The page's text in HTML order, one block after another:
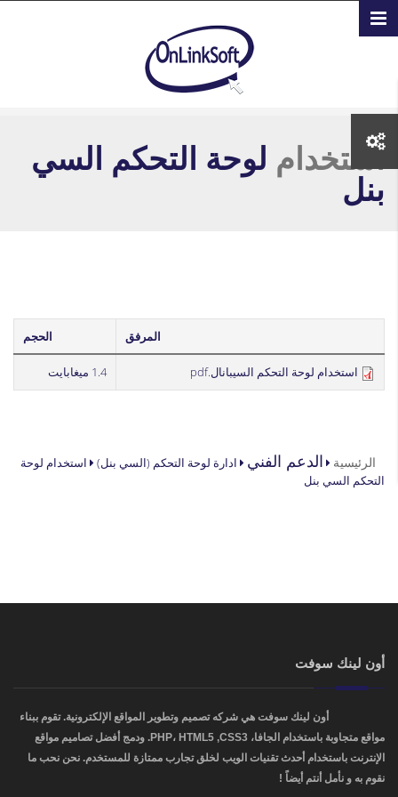
تجاوز إلى المحتوى الرئيسي
استخدام لوحة التحكم السي
بنل
المرفق الحجم
استخدام لوحة التحكم السيبانال.pdf 1.4 ميغابايت
الرئيسية الدعم الفني ادارة لوحة التحكم (السي بنل)
استخدام لوحة
التحكم السي بنل
أون لينك سوفت
أون لينك سوفت هي شركه تصميم وتطوير المواقع الإلكترونية. تقوم ببناء
مواقع متجاوبة باستخدام الجافا، PHP، HTML5 ,CSS3. ودمج أفضل تصاميم مواقع
الإنترنت باستخدام أحدث تقنيات الويب لخلق تجارب ممتازة للمستخدم. نحن نحب ما
نقوم به و نأمل أنتم أيضاً !